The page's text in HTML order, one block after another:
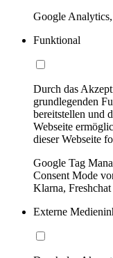
Google
Funktional
Durch das
grundlegenden
bereitstellen und
Webseite
dieser Webseite
Google Tag
Consent Mode
Klarna, Freshchat
Externe